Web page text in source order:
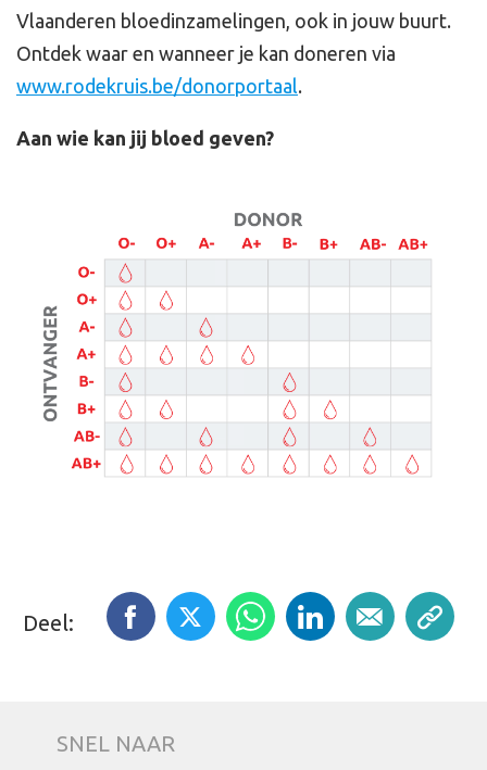
Vlaanderen bloedinzamelingen, ook in jouw buurt.
Ontdek waar en wanneer je kan doneren via
www.rodekruis.be/donorportaal.
Aan wie kan jij bloed geven?
Deel:
SNEL NAAR